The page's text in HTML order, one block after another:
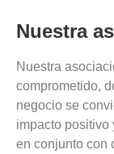
Nuestra
Nuestra
comprometido,
negocio se
impacto positivo
en conjunto con